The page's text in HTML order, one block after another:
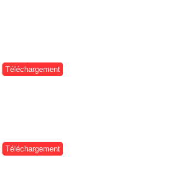
Téléchargement
Téléchargement